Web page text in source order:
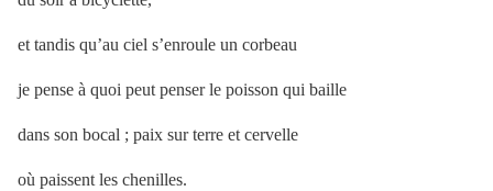
et tandis qu’au ciel s’enroule un corbeau
je pense à quoi peut penser le poisson qui baille
dans son bocal ; paix sur terre et cervelle
où paissent les chenilles.